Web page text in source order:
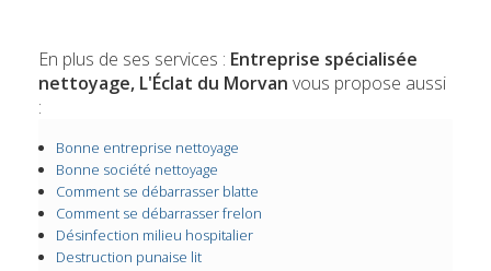
En plus de ses services : Entreprise spécialisée
nettoyage, L'Éclat du Morvan vous propose aussi
:
Bonne entreprise nettoyage
Bonne société nettoyage
Comment se débarrasser blatte
Comment se débarrasser frelon
Désinfection milieu hospitalier
Destruction punaise lit